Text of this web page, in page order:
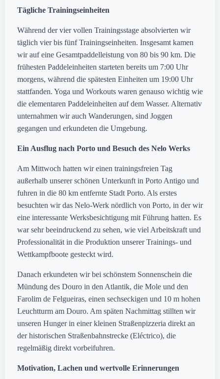
Tägliche Trainingseinheiten
Während der vier vollen Trainingsstage absolvierten wir
täglich vier bis fünf Trainingseinheiten. Insgesamt kamen
wir auf eine Gesamtpaddelleistung von 80 bis 90 km. Die
frühesten Paddeleinheiten starteten bereits um 7:00 Uhr
morgens, während die spätesten Einheiten um 19:00 Uhr
stattfanden. Yoga und Workouts waren genauso wichtig wie
die elementaren Paddeleinheiten auf dem Wasser. Alternativ
unternahmen wir auch Wanderungen, sind Joggen
gegangen und erkundeten die Umgebung.
Ein Ausflug nach Porto und Besuch des Nelo Werks
Am Mittwoch hatten wir einen trainingsfreien Tag
außerhalb unserer schönen Unterkunft in Porto Antigo und
fuhren in die 80 km entfernte Stadt Porto. Als erstes
besuchten wir das Nelo-Werk nördlich von Porto, in der wir
eine interessante Werksbesichtigung mit Führung hatten. Es
war sehr beeindruckend zu sehen, wie viel Arbeitskraft und
Professionalität in die Produktion unserer Trainings- und
Wettkampfboote gesteckt wird.
Danach erkundeten wir bei schönstem Sonnenschein die
Mündung des Douro in den Atlantik, die Mole und den
Farolim de Felgueiras, einen sechseckigen und 10 m hohen
Leuchtturm am Douro. Am späten Nachmittag stillten wir
unseren Hunger in einer kleinen Straßenpizzeria direkt an
der historischen Straßenbahnstrecke (Eléctrico), die
regelmäßig direkt vorbeifuhren.
Motivation, Lachen und wertvolle Erinnerungen